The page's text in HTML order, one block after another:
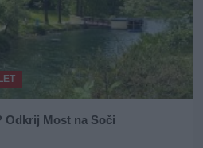
Odkrij Most na Soči